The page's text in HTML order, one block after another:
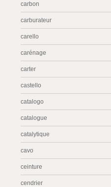
carbon
carburateur
carello
carénage
carter
castello
catalogo
catalogue
catalytique
cavo
ceinture
cendrier